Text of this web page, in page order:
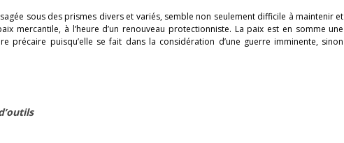
sous des prismes divers et variés, semble non seulement difficile à maintenir et
mercantile, à l’heure d’un renouveau protectionniste. La paix est en somme une
puisqu’elle se fait dans la considération d’une guerre imminente, sinon